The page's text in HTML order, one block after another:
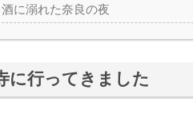
酒に溺れた奈良の夜
に行ってきました